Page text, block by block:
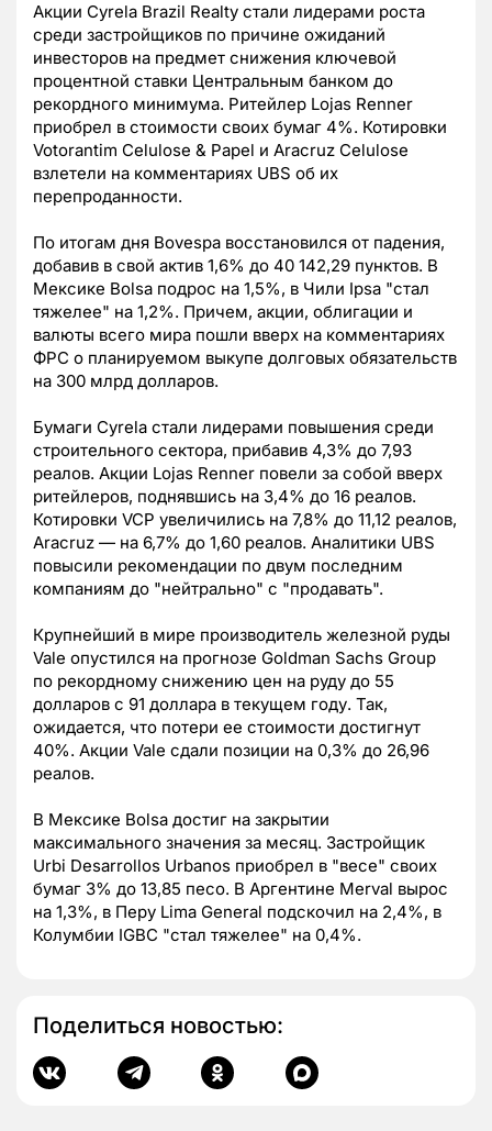
Акции Cyrela Brazil Realty стали лидерами роста
среди застройщиков по причине ожиданий
инвесторов на предмет снижения ключевой
процентной ставки Центральным банком до
рекордного минимума. Ритейлер Lojas Renner
приобрел в стоимости своих бумаг 4%. Котировки
Votorantim Celulose & Papel и Aracruz Celulose
взлетели на комментариях UBS об их
перепроданности.
По итогам дня Bovespa восстановился от падения,
добавив в свой актив 1,6% до 40 142,29 пунктов. В
Мексике Bolsa подрос на 1,5%, в Чили Ipsa "стал
тяжелее" на 1,2%. Причем, акции, облигации и
валюты всего мира пошли вверх на комментариях
ФРС о планируемом выкупе долговых обязательств
на 300 млрд долларов.
Бумаги Cyrela стали лидерами повышения среди
строительного сектора, прибавив 4,3% до 7,93
реалов. Акции Lojas Renner повели за собой вверх
ритейлеров, поднявшись на 3,4% до 16 реалов.
Котировки VCP увеличились на 7,8% до 11,12 реалов,
Aracruz — на 6,7% до 1,60 реалов. Аналитики UBS
повысили рекомендации по двум последним
компаниям до "нейтрально" с "продавать".
Крупнейший в мире производитель железной руды
Vale опустился на прогнозе Goldman Sachs Group
по рекордному снижению цен на руду до 55
долларов с 91 доллара в текущем году. Так,
ожидается, что потери ее стоимости достигнут
40%. Акции Vale сдали позиции на 0,3% до 26,96
реалов.
В Мексике Bolsa достиг на закрытии
максимального значения за месяц. Застройщик
Urbi Desarrollos Urbanos приобрел в "весе" своих
бумаг 3% до 13,85 песо. В Аргентине Merval вырос
на 1,3%, в Перу Lima General подскочил на 2,4%, в
Колумбии IGBC "стал тяжелее" на 0,4%.
Поделиться новостью: